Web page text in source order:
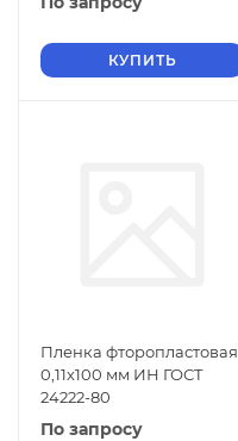
КУПИТЬ
Пленка фторопластовая
0,11х100 мм ИН ГОСТ
24222-80
По запросу